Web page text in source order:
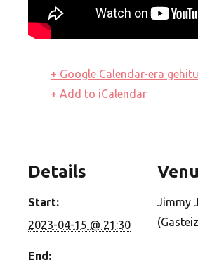
+ Google Calendar-era gehitu
+ Add to iCalendar
Details
Start:
2023-04-15 @ 21:30
End:
Jimmy